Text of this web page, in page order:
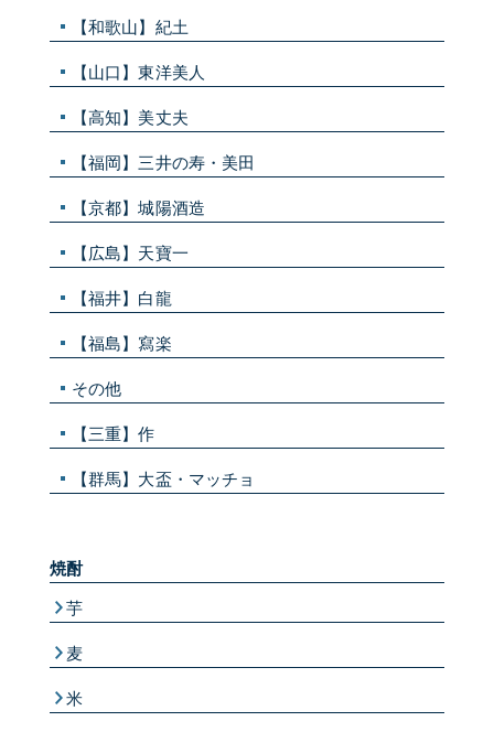
【和歌山】紀土
【山口】東洋美人
【高知】美丈夫
【福岡】三井の寿・美田
【京都】城陽酒造
【広島】天寶一
【福井】白龍
【福島】寫楽
その他
【三重】作
【群馬】大盃・マッチョ
焼酎
芋
麦
米